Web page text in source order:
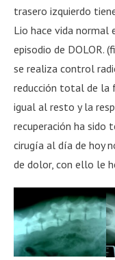
trasero izquierdo
Lio hace vida normal
episodio de DOLOR.
se realiza control
reducción total de la
igual al resto y la
recuperación ha
cirugía al día de hoy
de dolor, con ello le